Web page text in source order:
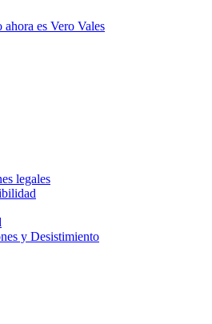
es Vero Vales
legales
y Desistimiento